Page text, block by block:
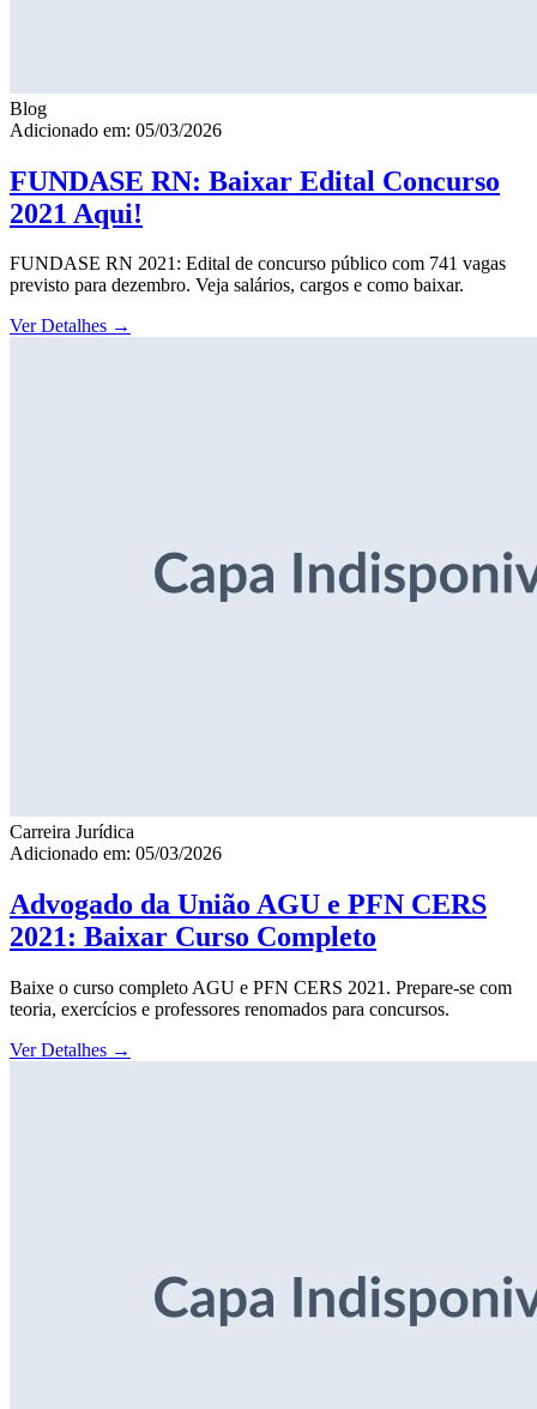
Blog
Adicionado em: 05/03/2026
FUNDASE RN: Baixar Edital Concurso
2021 Aqui!
FUNDASE RN 2021: Edital de concurso público com 741 vagas
previsto para dezembro. Veja salários, cargos e como baixar.
Ver Detalhes →
Carreira Jurídica
Adicionado em: 05/03/2026
Advogado da União AGU e PFN CERS
2021: Baixar Curso Completo
Baixe o curso completo AGU e PFN CERS 2021. Prepare-se com
teoria, exercícios e professores renomados para concursos.
Ver Detalhes →